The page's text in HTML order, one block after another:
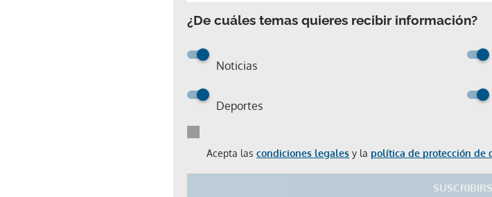
¿De cuáles temas quieres recibir información?
Noticias
Deportes
Acepta las condiciones legales y la política de protección de